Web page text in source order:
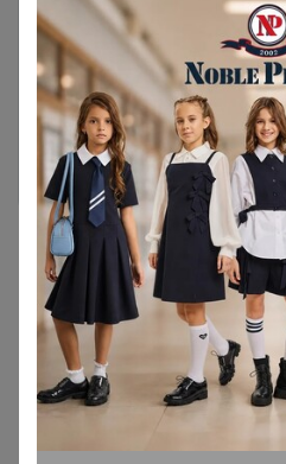
Чтобы ответить
необходимо
Это займет
Войти
Как здесь все устроено?